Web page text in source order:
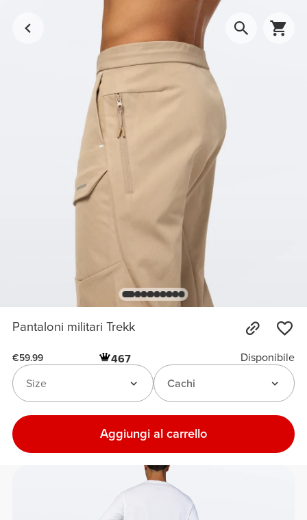
Pantaloni militari Trekk
€59.99 467
Disponibile
Cachi
Size
Aggiungi al carrello